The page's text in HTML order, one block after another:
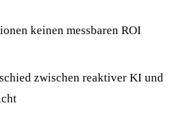
keinen messbaren ROI
zwischen reaktiver KI und